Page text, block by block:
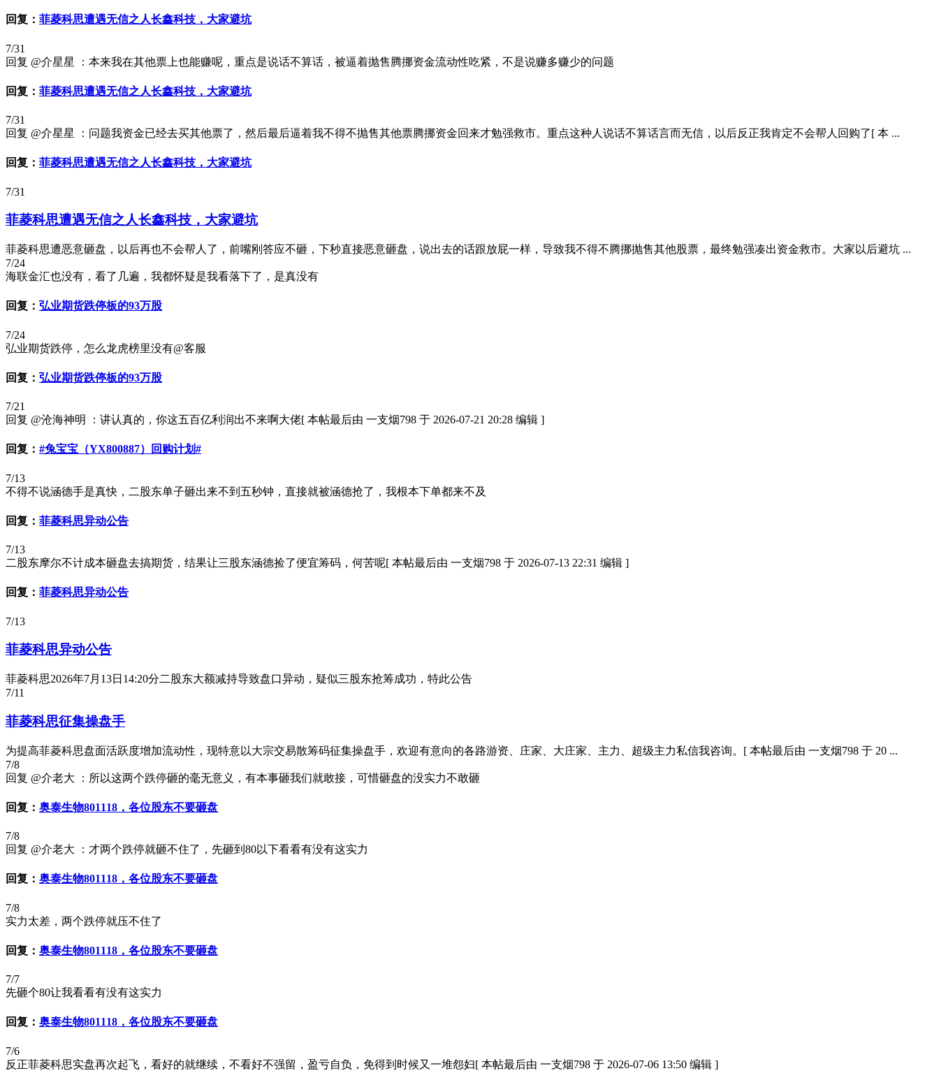
回复： 菲菱科思遭遇无信之人长鑫科技，大家避坑
7/31
回复 @介星星 ：本来我在其他票上也能赚呢，重点是说话不算话，被逼着抛售腾挪资金流动性吃紧，不是说赚多赚少的问题
回复： 菲菱科思遭遇无信之人长鑫科技，大家避坑
7/31
回复 @介星星 ：问题我资金已经去买其他票了，然后最后逼着我不得不抛售其他票腾挪资金回来才勉强救市。重点这种人说话不算话言而无信，以后反正我肯定不会帮人回购了[ 本 ...
回复： 菲菱科思遭遇无信之人长鑫科技，大家避坑
7/31
菲菱科思遭遇无信之人长鑫科技，大家避坑
菲菱科思遭恶意砸盘，以后再也不会帮人了，前嘴刚答应不砸，下秒直接恶意砸盘，说出去的话跟放屁一样，导致我不得不腾挪抛售其他股票，最终勉强凑出资金救市。大家以后避坑 ...
7/24
海联金汇也没有，看了几遍，我都怀疑是我看落下了，是真没有
回复： 弘业期货跌停板的93万股
7/24
弘业期货跌停，怎么龙虎榜里没有@客服
回复： 弘业期货跌停板的93万股
7/21
回复 @沧海神明 ：讲认真的，你这五百亿利润出不来啊大佬[ 本帖最后由 一支烟798 于 2026-07-21 20:28 编辑 ]
回复： #兔宝宝（YX800887）回购计划#
7/13
不得不说涵德手是真快，二股东单子砸出来不到五秒钟，直接就被涵德抢了，我根本下单都来不及
回复： 菲菱科思异动公告
7/13
二股东摩尔不计成本砸盘去搞期货，结果让三股东涵德捡了便宜筹码，何苦呢[ 本帖最后由 一支烟798 于 2026-07-13 22:31 编辑 ]
回复： 菲菱科思异动公告
7/13
菲菱科思异动公告
菲菱科思2026年7月13日14:20分二股东大额减持导致盘口异动，疑似三股东抢筹成功，特此公告
7/11
菲菱科思征集操盘手
为提高菲菱科思盘面活跃度增加流动性，现特意以大宗交易散筹码征集操盘手，欢迎有意向的各路游资、庄家、大庄家、主力、超级主力私信我咨询。[ 本帖最后由 一支烟798 于 20 ...
7/8
回复 @介老大 ：所以这两个跌停砸的毫无意义，有本事砸我们就敢接，可惜砸盘的没实力不敢砸
回复： 奥泰生物801118，各位股东不要砸盘
7/8
回复 @介老大 ：才两个跌停就砸不住了，先砸到80以下看看有没有这实力
回复： 奥泰生物801118，各位股东不要砸盘
7/8
实力太差，两个跌停就压不住了
回复： 奥泰生物801118，各位股东不要砸盘
7/7
先砸个80让我看看有没有这实力
回复： 奥泰生物801118，各位股东不要砸盘
7/6
反正菲菱科思实盘再次起飞，看好的就继续，不看好不强留，盈亏自负，免得到时候又一堆怨妇[ 本帖最后由 一支烟798 于 2026-07-06 13:50 编辑 ]